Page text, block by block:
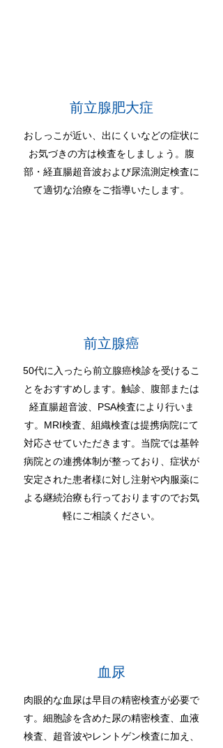
前立腺肥大症
おしっこが近い、出にくいなどの症状に
お気づきの方は検査をしましょう。腹
部・経直腸超音波および尿流測定検査に
て適切な治療をご指導いたします。
前立腺癌
50代に入ったら前立腺癌検診を受けるこ
とをおすすめします。触診、腹部または
経直腸超音波、PSA検査により行いま
す。MRI検査、組織検査は提携病院にて
対応させていただきます。当院では基幹
病院との連携体制が整っており、症状が
安定された患者様に対し注射や内服薬に
よる継続治療も行っておりますのでお気
軽にご相談ください。
血尿
肉眼的な血尿は早目の精密検査が必要で
す。細胞診を含めた尿の精密検査、血液
検査、超音波やレントゲン検査に加え、